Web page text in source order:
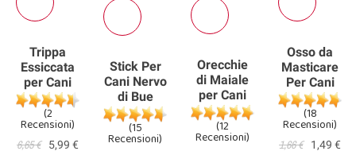
Trippa
Essiccata
per Cani
(2
Recensioni)
6,65 € 5,99 €
Stick Per
Cani Nervo
di Bue
(15
Recensioni)
Orecchie
di Maiale
per Cani
(12
Recensioni)
Osso da
Masticare
Per Cani
(18
Recensioni)
1,66 € 1,49 €